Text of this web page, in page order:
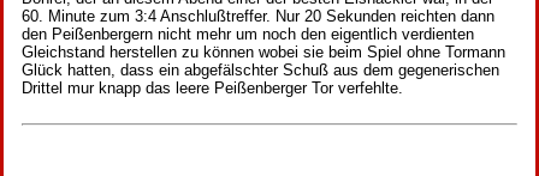
60. Minute zum 3:4 Anschlußtreffer. Nur 20 Sekunden reichten dann
den Peißenbergern nicht mehr um noch den eigentlich verdienten
Gleichstand herstellen zu können wobei sie beim Spiel ohne Tormann
Glück hatten, dass ein abgefälschter Schuß aus dem gegenerischen
Drittel mur knapp das leere Peißenberger Tor verfehlte.